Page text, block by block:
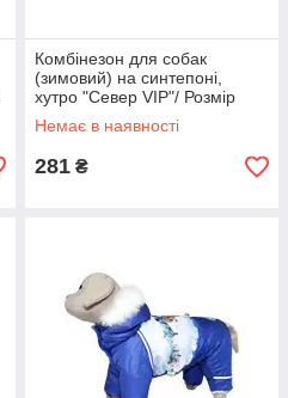
Комбінезон для собак
(зимовий) на синтепоні,
хутро "Север VIP"/ Розмір
XXS
Немає в наявності
281 ₴